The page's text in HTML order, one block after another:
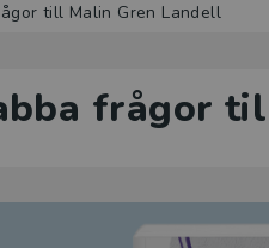
till Malin Gren Landell
frågor